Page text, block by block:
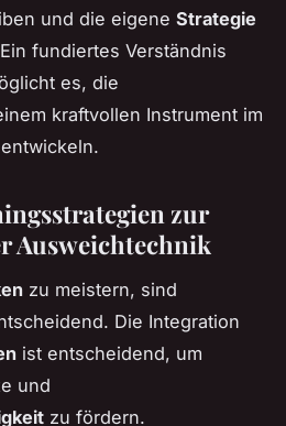
und die eigene Strategie
fundiertes Verständnis
es, die
kraftvollen Instrument im
zur
Ausweichtechnik
zu meistern, sind
Die Integration
ist entscheidend, um
und
zu fördern.